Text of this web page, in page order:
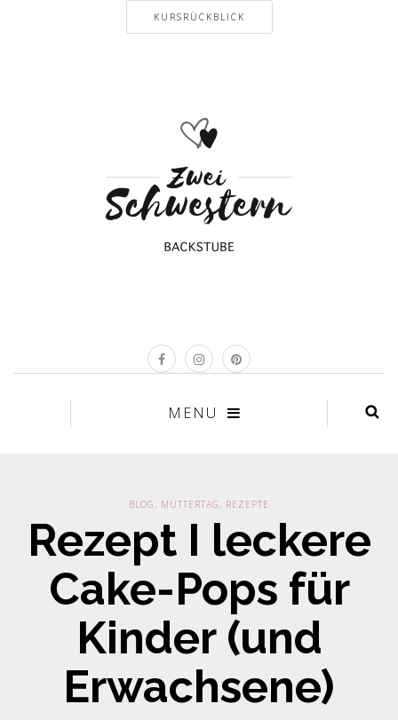
KURSRÜCKBLICK
MENU
BLOG, MUTTERTAG, REZEPTE
Rezept I leckere
Cake-Pops für
Kinder (und
Erwachsene)